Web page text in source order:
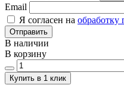
Email
Я согласен на обработку
Отправить
В наличии
В корзину
Купить в 1 клик